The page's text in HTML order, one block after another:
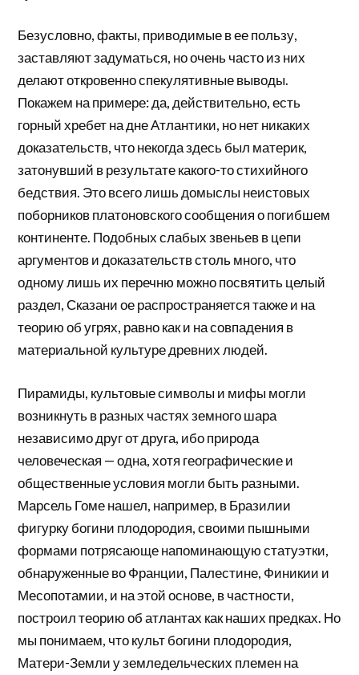
Безусловно, факты, приводимые в ее пользу,
заставляют задуматься, но очень часто из них
делают откровенно спекулятивные выводы.
Покажем на примере: да, действительно, есть
горный хребет на дне Атлантики, но нет никаких
доказательств, что некогда здесь был материк,
затонувший в результате какого-то стихийного
бедствия. Это всего лишь домыслы неистовых
поборников платоновского сообщения о погибшем
континенте. Подобных слабых звеньев в цепи
аргументов и доказательств столь много, что
одному лишь их перечню можно посвятить целый
раздел, Сказани ое распространяется также и на
теорию об угрях, равно как и на совпадения в
материальной культуре древних людей.
Пирамиды, культовые символы и мифы могли
возникнуть в разных частях земного шара
независимо друг от друга, ибо природа
человеческая — одна, хотя географические и
общественные условия могли быть разными.
Марсель Гоме нашел, например, в Бразилии
фигурку богини плодородия, своими пышными
формами потрясающе напоминающую статуэтки,
обнаруженные во Франции, Палестине, Финикии и
Месопотамии, и на этой основе, в частности,
построил теорию об атлантах как наших предках. Но
мы понимаем, что культ богини плодородия,
Матери-Земли у земледельческих племен на